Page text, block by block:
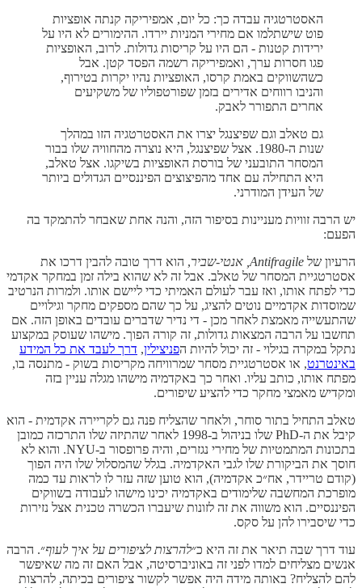
האסטרטגיה עבדה כך: כל יום, אמפיריקה קנתה אופציות
פוט שישתלמו אם מחירי המניות יירדו. ההימורים לא היו על
ירידות קטנות - הם היו על קריסות גדולות. לרוב, האופציות
פגו חסרות ערך, ואמפיריקה רשמה הפסד קטן. אבל
כשהשווקים באמת קרסו, האופציות נהיו יקרות בטירוף,
והניבו רווחים אדירים בזמן שפורטפוליו של משקיעים
אחרים התפורר לאבק.
גם טאלב וגם שפיצנגל יצרו את האסטרטגיה הזו במהלך
שנות ה-1980. אצל שפיצנגל, היא נוצרה מהחוויה שלו בבור
המסחר התובעני של בורסת האופציות בשיקגו. אצל טאלב,
היא התחילה עם אחד מהפיצוצים הפיננסיים הגדולים ביותר
של העידן המודרני.
יש הרבה זוויות מעניינות בסיפור הזה, והנה אחת שאבחר להתמקד בה
הפעם:
הרעיון של Antifragile, אנטי-שביר
, הוא דרך טובה להבין דרכו את
אסטרטגיית המסחר של טאלב. אבל זה לא שהוא בילה זמן במחקר אקדמי
כדי לפתח אותו, ואז עבר לעולם האמיתי כדי ליישם אותו. ולמרות הנרטיב
שמוסדות אקדמיים נוטים להציג, על כך שהם מספקים מחקר וגילויים
שהתעשייה מאמצת לאחר מכן - די נדיר שדברים עובדים באופן הזה. אם
תחשבו על הרבה המצאות גדולות, זה קורה הפוך. מישהו שעוסק במקצוע
נתקל במקרה בגילוי - זה יכול להיות הפניצילין, דרך לעבד את כל המידע
באינטרנט, או אסטרטגיית מסחר שמרוויחה מקריסות בשוק - מתנסה בו,
מפתח אותו, כותב עליו. ואחר כך באקדמיה מישהו מגלה עניין בזה
ומקדיש מאמצי מחקר כדי להציע שיפורים.
טאלב התחיל בתור סוחר, ולאחר שהצליח פנה גם לקריירה אקדמית - הוא
קיבל את ה-PhD שלו בניהול ב-1998 לאחר שהתיזה שלו התרכזה כמובן
בתכונות המתמטיות של מחירי נגזרים, והיה פרופסור ב-NYU. והוא לא
חוסך את הביקורת שלו לגבי האקדמיה. בגלל שהמסלול שלו היה הפוך
(קודם טריידר, אח״כ אקדמיה), הוא טוען שזה עזר לו לראות עד כמה
מופרכת המחשבה שלימודים באקדמיה יכינו מישהו לעבודה בשווקים
הפיננסיים. הוא משווה את זה לזונות שיעברו הכשרה טכנית אצל נזירות
כדי שיסבירו להן על סקס.
עוד דרך שבה תיאר את זה היא כ״להרצות לציפורים על איך לעוף״. הרבה
אנשים מצליחים למדו לפני זה באוניברסיטה, אבל האם זה מה שאיפשר
להם להצליח? באותה מידה היה אפשר לקשור ציפורים בכיתה, להרצות